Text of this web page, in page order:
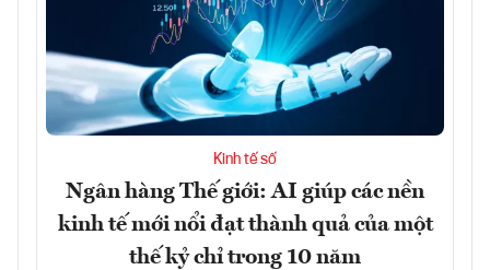
Kinh tế số
Ngân hàng Thế giới: AI giúp các nền
kinh tế mới nổi đạt thành quả của một
thế kỷ chỉ trong 10 năm